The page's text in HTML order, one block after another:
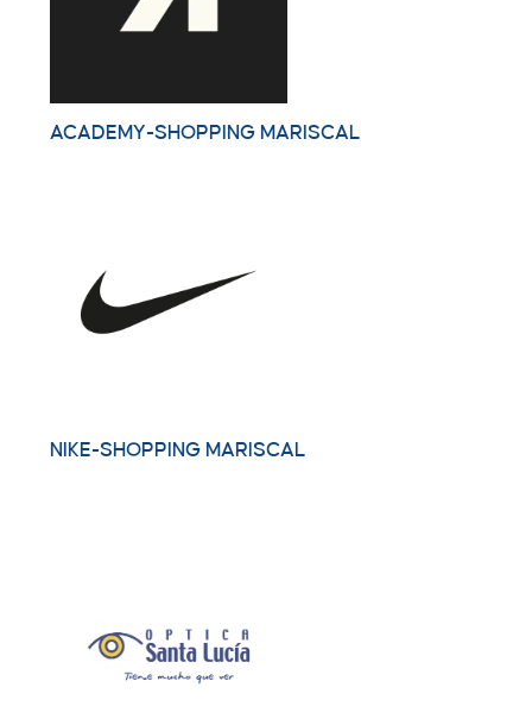
ACADEMY-SHOPPING MARISCAL
NIKE-SHOPPING MARISCAL